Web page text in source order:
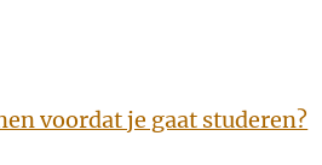
voordat je gaat studeren?